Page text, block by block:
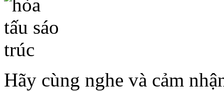
Hãy cùng nghe và cảm